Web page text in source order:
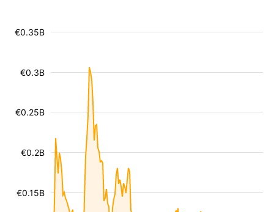
€0.15B
€0.2B
€0.25B
€0.3B
€0.35B